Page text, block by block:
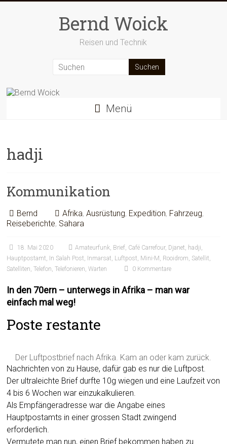
Bernd Woick
Reisen und Technik
Menü
hadji
Kommunikation
Bernd Afrika,Ausrüstung, Expedition, Fahrzeug,
Reiseberichte, Sahara
18. Mai 2020 Amateurfunk, Brief, Café Carrefour, Djanet, hadji,
Hauptpostamt, In Salah Post, Inmarsat, Luftpost, Mini-M , Rooidrom, Satellit,
Satelliten,Telefon,Telefonieren,Warten 0 Kommentare
In den 70ern – unterwegs in Afrika – man war
einfach mal weg!
Poste restante
Der Luftpostbrief nach Afrika. Kam an oder kam zurück.
Nachrichten von zu Hause, dafür gab es nur die Luftpost.
Der ultraleichte Brief durfte 10g wiegen und eine Laufzeit von
4 bis 6 Wochen war einzukalkulieren.
Als Empfängeradresse war die Angabe eines
Hauptpostamts in einer grossen Stadt zwingend
erforderlich.
Vermutete man nun, einen Brief bekommen haben zu